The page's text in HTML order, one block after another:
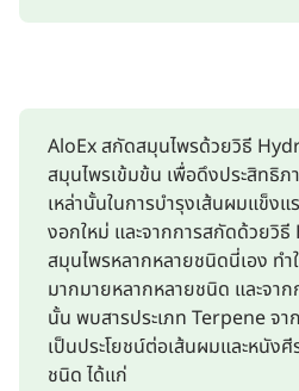
AloEx สกัดสมุนไพรด้วยวิธี
สมุนไพรเข้มข้น เพื่อดึงประสิทธิ
เหล่านั้นในการบำรุงเส้นผมแข็ง
งอกใหม่ และจากการสกัดด้วยวิ
สมุนไพรหลากหลายชนิดนี่เอง ท
มากมายหลากหลายชนิด และจา
นั้น พบสารประเภท Terpene
เป็นประโยชน์ต่อเส้นผมและหนัง
ชนิด ได้แก่